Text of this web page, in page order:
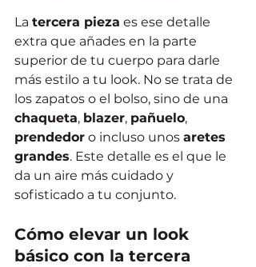
La tercera pieza es ese detalle
extra que añades en la parte
superior de tu cuerpo para darle
más estilo a tu look. No se trata de
los zapatos o el bolso, sino de una
chaqueta, blazer, pañuelo,
prendedor o incluso unos aretes
grandes. Este detalle es el que le
da un aire más cuidado y
sofisticado a tu conjunto.
Cómo elevar un look
básico con la tercera